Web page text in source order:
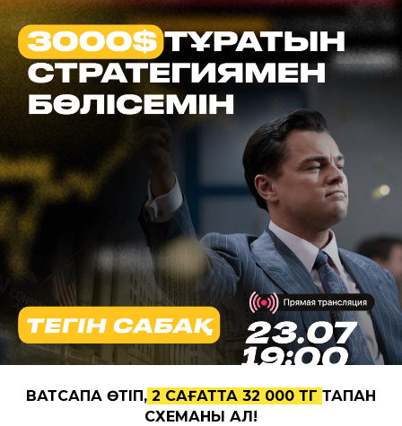
ВАТСАПҚА ӨТІП, 2 CАҒАТТА 32 000 ТГ ТАПҚАН
СХЕМАНЫ АЛ!